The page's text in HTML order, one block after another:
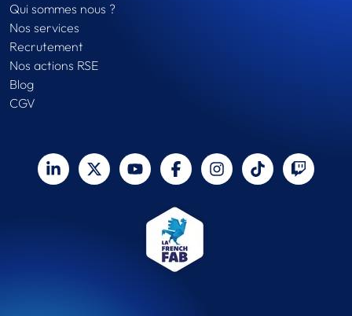
Qui sommes nous ?
Nos services
Recrutement
Nos actions RSE
Blog
CGV